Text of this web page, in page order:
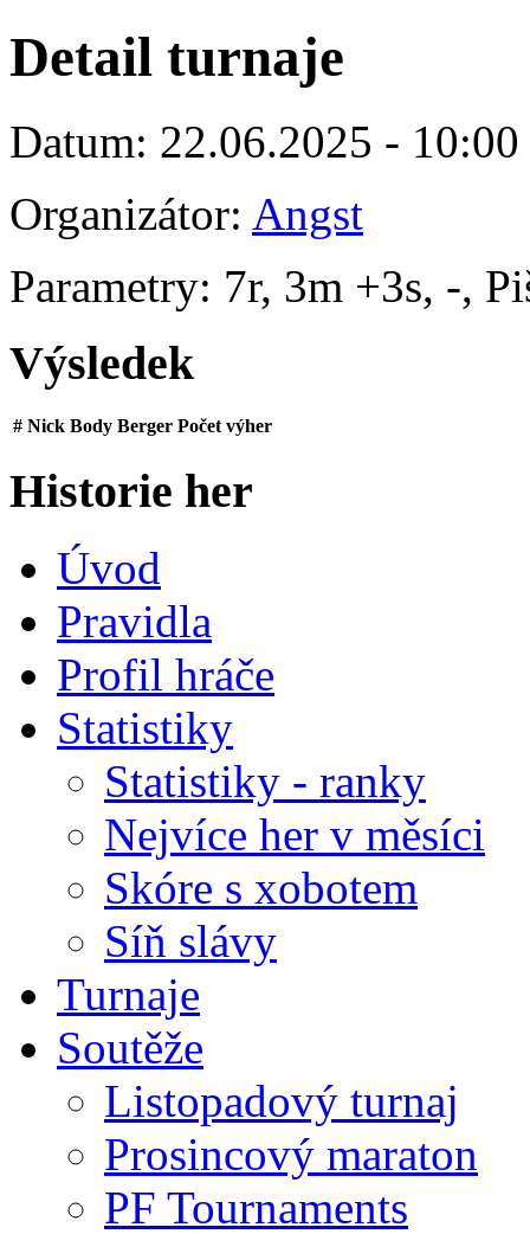
Detail turnaje
Datum: 22.06.2025 - 10:00
Organizátor: Angst
Parametry: 7r, 3m +3s, -,
Výsledek
# Nick Body Berger Počet výher
Historie her
Úvod
Pravidla
Profil hráče
Statistiky
Statistiky - ranky
Nejvíce her v měsíci
Skóre s xobotem
Síň slávy
Turnaje
Soutěže
Listopadový turnaj
Prosincový maraton
PF Tournaments